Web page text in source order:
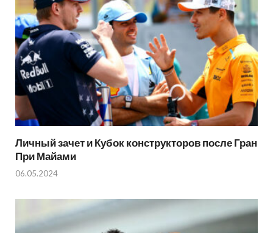
Личный зачет и Кубок конструкторов после Гран
При Майами
06.05.2024